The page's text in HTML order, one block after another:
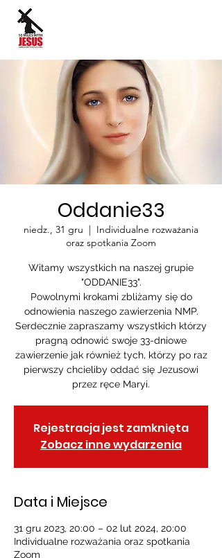
Oddanie33
niedz., 31 gru
  |
Individualne rozważania
oraz spotkania Zoom
Witamy wszystkich na naszej grupie
"ODDANIE33".
Powolnymi krokami zbliżamy się do
odnowienia naszego zawierzenia NMP.
Serdecznie zapraszamy wszystkich którzy
pragną odnowić swoje 33-dniowe
zawierzenie jak również tych, którzy po raz
pierwszy chcieliby oddać się Jezusowi
przez ręce Maryi.
Rejestracja jest zamknięta
Zobacz inne wydarzenia
Data i Miejsce
31 gru 2023, 20:00 – 02 lut 2024, 20:00
Individualne rozważania oraz spotkania
Zoom